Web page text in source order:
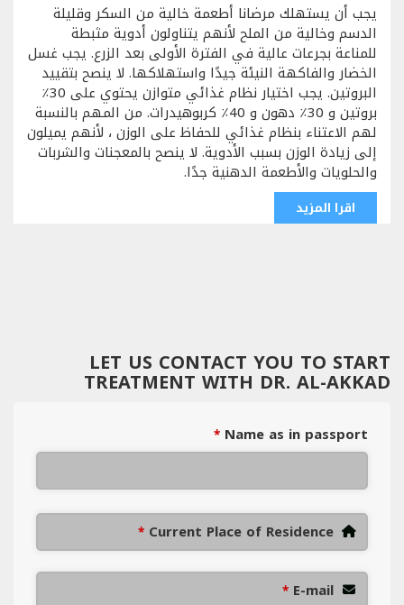
يجب أن يستهلك مرضانا أطعمة خالية من السكر وقليلة
الدسم وخالية من الملح لأنهم يتناولون أدوية مثبطة
للمناعة بجرعات عالية في الفترة الأولى بعد الزرع. يجب غسل
الخضار والفاكهة النيئة جيدًا واستهلاكها. لا ينصح بتقييد
البروتين. يجب اختيار نظام غذائي متوازن يحتوي على 30٪
بروتين و 30٪ دهون و 40٪ كربوهيدرات. من المهم بالنسبة
لهم الاعتناء بنظام غذائي للحفاظ على الوزن ، لأنهم يميلون
إلى زيادة الوزن بسبب الأدوية. لا ينصح بالمعجنات والشربات
والحلويات والأطعمة الدهنية جدًا.
اقرا المزيد
LET US CONTACT YOU TO START
TREATMENT WITH DR. AL-AKKAD
Name as in passport
*
Current Place of Residence
*
E-mail
*